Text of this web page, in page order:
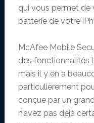
qui vous permet de
batterie de votre
McAfee Mobile
des fonctionnalités
mais il y en a
particulièrement
conçue par un
n’avez pas déjà